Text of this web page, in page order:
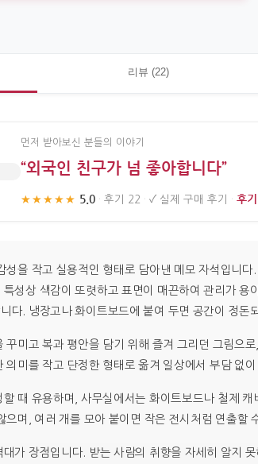
리뷰 (22)
먼저 받아보신 분들의 이야기
“외국인 친구가 넘 좋아합니다”
★★★★★ 5.0 · 후기 22 · ✓ 실제 구매 후기 · 후
성을 작고 실용적인 형태로 담아낸 메모 자석입니
성상 색감이 또렷하고 표면이 매끈하여 관리가
다. 냉장고나 화이트보드에 붙여 두면 공간이 정
꾸미고 복과 평안을 담기 위해 즐겨 그리던 그림으
의미를 작고 단정한 형태로 옮겨 일상에서 부담 없
때 유용하며, 사무실에서는 화이트보드나 철제
으며, 여러 개를 모아 붙이면 작은 전시처럼 연출할
가 장점입니다. 받는 사람의 취향을 자세히 알지